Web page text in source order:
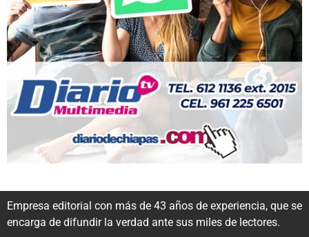
Empresa editorial con más de 43 años de experiencia, que se
encarga de difundir la verdad ante sus miles de lectores.